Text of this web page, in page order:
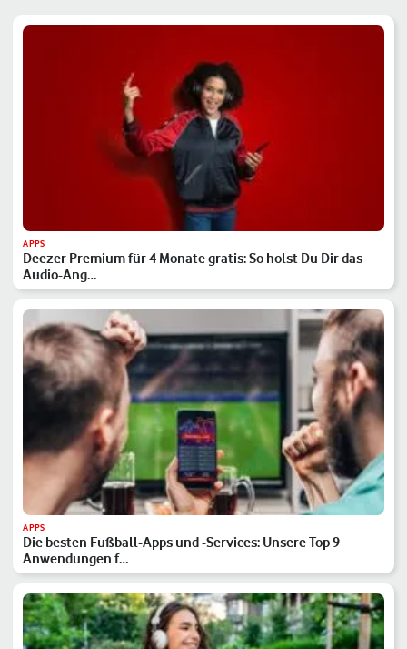
APPS
Deezer Premium für 4 Monate gratis: So holst Du Dir das
Audio-Ang…
APPS
Die besten Fußball-Apps und -Services: Unsere Top 9
Anwendungen f…